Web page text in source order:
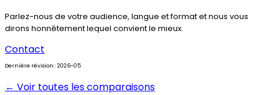
Parlez-nous de votre audience, langue et format et nous vous
dirons honnêtement lequel convient le mieux.
Contact
Dernière révision : 2026-05
← Voir toutes les comparaisons